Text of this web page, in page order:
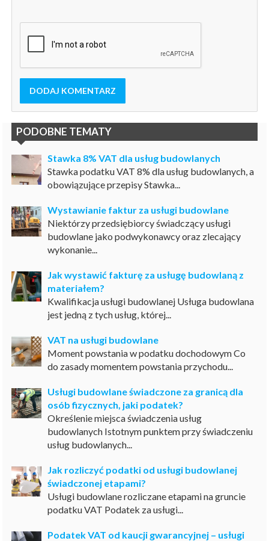
DODAJ KOMENTARZ
PODOBNE TEMATY
Stawka 8% VAT dla usług budowlanych
Stawka podatku VAT 8% dla usług budowlanych, a
obowiązujące przepisy Stawka...
Wystawianie faktur za usługi budowlane
Niektórzy przedsiębiorcy świadczący usługi
budowlane jako podwykonawcy oraz zlecający
wykonanie...
Jak wystawić fakturę za usługę budowlaną z
materiałem?
Kwalifikacja usługi budowlanej Usługa budowlana
jest jedną z tych usług, której...
VAT na usługi budowlane
Moment powstania w podatku dochodowym Co
do zasady momentem powstania przychodu...
Usługi budowlane świadczone za granicą dla
osób fizycznych, jaki podatek?
Określenie miejsca świadczenia usług
budowlanych Istotnym punktem przy świadczeniu
usług budowlanych...
Jak rozliczyć podatki od usługi budowlanej
świadczonej etapami?
Usługi budowlane rozliczane etapami na gruncie
podatku VAT Podatek za usługi...
Podatek VAT od kaucji gwarancyjnej – usługi